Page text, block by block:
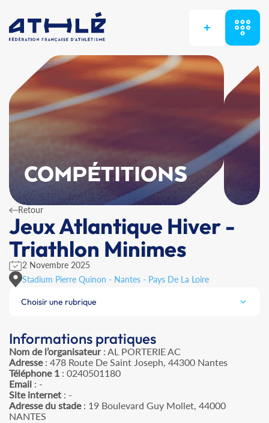
+
COMPÉTITIONS
Retour
Jeux Atlantique Hiver -
Triathlon Minimes
2 Novembre 2025
Stadium Pierre Quinon - Nantes - Pays De La Loire
Choisir une rubrique
Informations pratiques
Nom de l’organisateur: AL PORTERIE AC
Adresse: 478 Route De Saint Joseph, 44300 Nantes
Téléphone 1 : 0240501180
Email : -
Site internet : -
Adresse du stade: 19 Boulevard Guy Mollet, 44000
NANTES